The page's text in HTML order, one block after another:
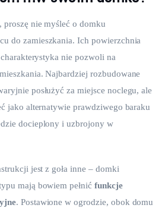
proszę nie myśleć o domku
do zamieszkania. Ich powierzchnia
nie pozwoli na
Najbardziej rozbudowane
posłużyć za miejsce noclegu, ale
jako alternatywie prawdziwego baraku
docieplony i uzbrojony w
jest z goła inne – domki
mają bowiem pełnić funkcje
. Postawione w ogrodzie, obok domu